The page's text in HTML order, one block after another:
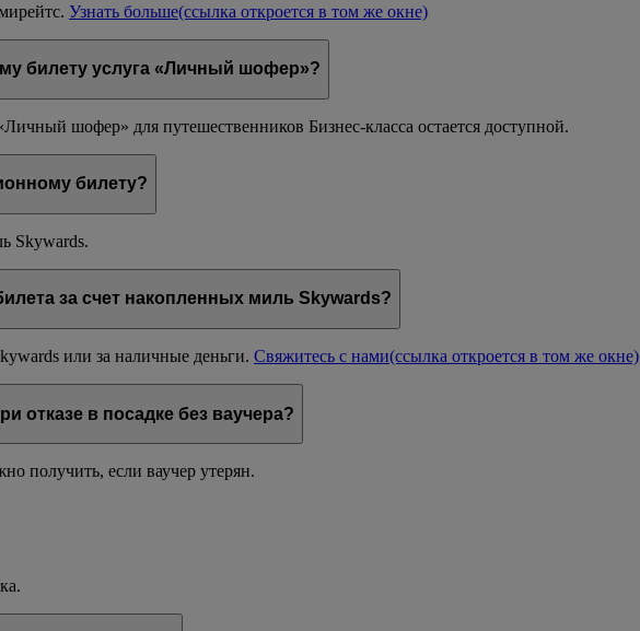
Узнать больше(ссылка откроется в том же окне)
билету услуга «Личный шофер»?
шофер» для путешественников Бизнес-класса остается доступной.
билету?
Skywards.
за счет накопленных миль Skywards?
или за наличные деньги. Свяжитесь с нами(ссылка откроется в том же окне)
отказе в посадке без ваучера?
получить, если ваучер утерян.